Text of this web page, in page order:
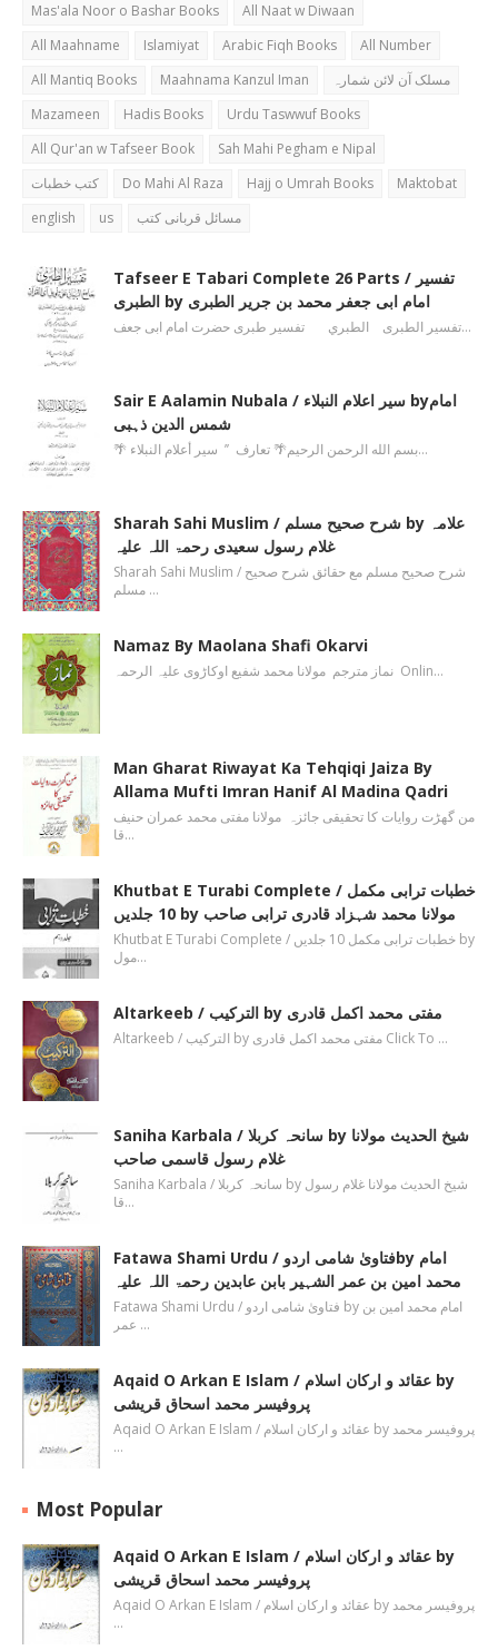
Mas'ala Noor o Bashar Books
All Naat w Diwaan
All Maahname
Islamiyat Arabic Fiqh Books
All Number
All Mantiq Books
Maahnama Kanzul Iman
مسلک آن لائن شمارہ
Mazameen
Hadis Books
Urdu Taswwuf Books
All Qur'an w Tafseer Book
Sah Mahi Pegham e Nipal
کتب خطبات
Do Mahi Al Raza Hajj o Umrah Books
Maktobat
english
us مسائل قربانی کتب
Tafseer E Tabari Complete 26 Parts / تفسیر
الطبری by امام ابی جعفر محمد بن جریر الطبری
تفسیر الطبری الطبري تفسیر طبری حضرت امام ابی جعف…
Sair E Aalamin Nubala / سیر اعلام النبلاء byامام
شمس الدین ذہبی
🌴 بسم الله الرحمن الرحیم🌴 تعارف ’’ سیر أعلام النبلاء…
Sharah Sahi Muslim / شرح صحیح مسلم by علامہ
غلام رسول سعیدی رحمۃ اللہ علیہ
Sharah Sahi Muslim / شرح صحیح مسلم مع حقائق شرح صحیح
مسلم …
Namaz By Maolana Shafi Okarvi
نماز مترجم مولانا محمد شفیع اوکاڑوی علیہ الرحمہ Onlin…
Man Gharat Riwayat Ka Tehqiqi Jaiza By
Allama Mufti Imran Hanif Al Madina Qadri
من گھڑت روایات کا تحقیقی جائزہ مولانا مفتی محمد عمران حنیف
قا…
Khutbat E Turabi Complete / خطبات ترابی مکمل
10 جلدیں by مولانا محمد شہزاد قادری ترابی صاحب
Khutbat E Turabi Complete / خطبات ترابی مکمل 10 جلدیں by
مول…
Altarkeeb / الترکیب by مفتی محمد اکمل قادری
Altarkeeb / الترکیب by مفتی محمد اکمل قادری Click To …
Saniha Karbala / سانحہ کربلا by شیخ الحدیث مولانا
غلام رسول قاسمی صاحب
Saniha Karbala / سانحہ کربلا by شیخ الحدیث مولانا غلام رسول
قا…
Fatawa Shami Urdu / فتاویٰ شامی اردوby امام
محمد امین بن عمر الشہیر بابن عابدین رحمۃ اللہ علیہ
Fatawa Shami Urdu / فتاویٰ شامی اردو by امام محمد امین بن
عمر …
Aqaid O Arkan E Islam / عقائد و ارکان اسلام by
پروفیسر محمد اسحاق قریشی
Aqaid O Arkan E Islam / عقائد و ارکان اسلام by پروفیسر محمد
…
Most Popular
Aqaid O Arkan E Islam / عقائد و ارکان اسلام by
پروفیسر محمد اسحاق قریشی
Aqaid O Arkan E Islam / عقائد و ارکان اسلام by پروفیسر محمد
…